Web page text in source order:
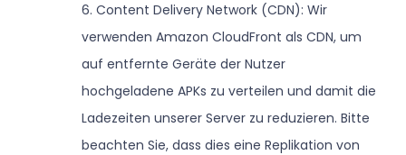
6. Content Delivery Network (CDN): Wir
verwenden Amazon CloudFront als CDN, um
auf entfernte Geräte der Nutzer
hochgeladene APKs zu verteilen und damit die
Ladezeiten unserer Server zu reduzieren. Bitte
beachten Sie, dass dies eine Replikation von